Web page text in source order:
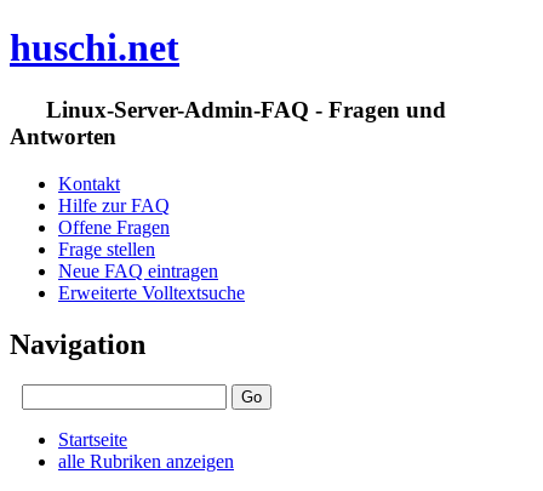
huschi.net
Linux-Server-Admin-FAQ - Fragen und
Antworten
Kontakt
Hilfe zur FAQ
Offene Fragen
Frage stellen
Neue FAQ eintragen
Erweiterte Volltextsuche
Navigation
Startseite
alle Rubriken anzeigen